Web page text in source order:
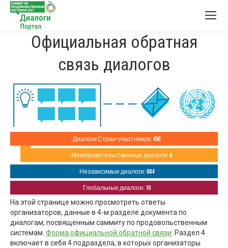
Официальная обратная
связь диалогов
Диалоги Стран-участников: 490
Межправительственные диалоги: 6
Независимые диалоги: 684
Глобальные диалоги: 10
На этой странице можно просмотреть ответы
организаторов, данные в 4-м разделе документа по
диалогам, посвященным саммиту по продовольственным
системам. Форма официальной обратной связи . Раздел 4
включает в себя 4 подраздела, в которых организаторы